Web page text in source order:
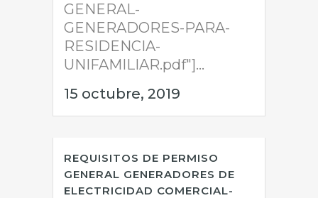
GENERAL-
GENERADORES-PARA-
RESIDENCIA-
UNIFAMILIAR.pdf"]...
15 octubre, 2019
REQUISITOS DE PERMISO
GENERAL GENERADORES DE
ELECTRICIDAD COMERCIAL-